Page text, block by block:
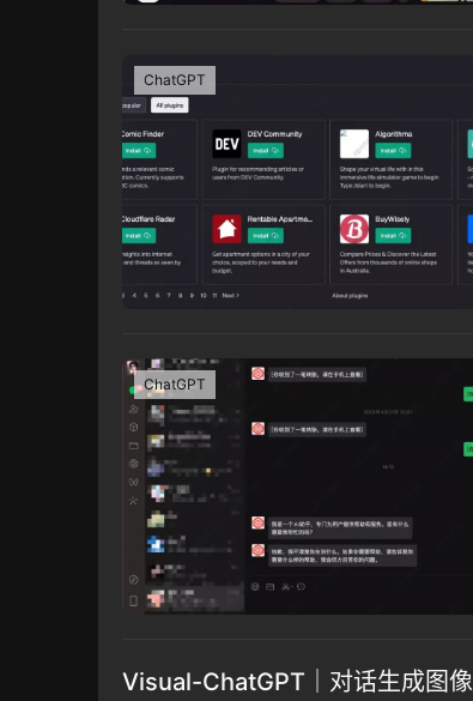
ChatGPT
ChatGPT
Visual-ChatGPT｜对话生成图像